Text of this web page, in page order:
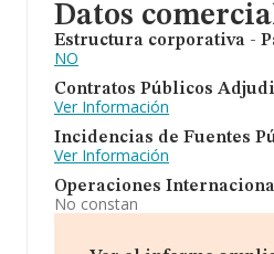
Datos
Estructura corporativa -
NO
Contratos Públicos
Ver Información
Incidencias de Fuentes
Ver Información
Operaciones
No constan